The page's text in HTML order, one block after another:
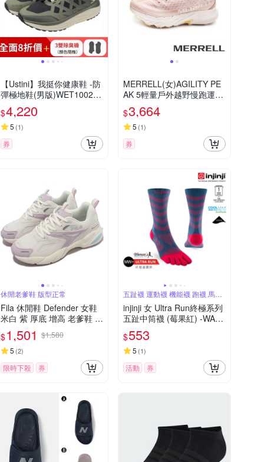
【Ustini】我挺你健康鞋 -防
彈極地鞋(男版)WET1002G
NG-曠野綠 防刮 防潑水 免
綁鞋
$4,220
5 (1)
券
MERRELL(女)AGILITY PE
AK 5輕量戶外越野慢跑運動
鞋 女鞋-淡粉色
$3,664
5 (1)
券
休閒老爹鞋 版型正常
Fila 休閒鞋 Defender 女鞋
米白 紫 厚底 增高 老爹鞋 斐
樂 5J907X919
$1,501 $1,580
5 (2)
限時下殺 券
五趾襪 運動襪 機能襪 跑襪 馬拉
松
injinji 女 Ultra Run終極系列
五趾中筒襪 (莓果紅) -WAA6
804| 吸濕排汗 避震緩衝 慢
跑長跑 馬拉松襪 中筒襪
$553
5 (1)
活動 券